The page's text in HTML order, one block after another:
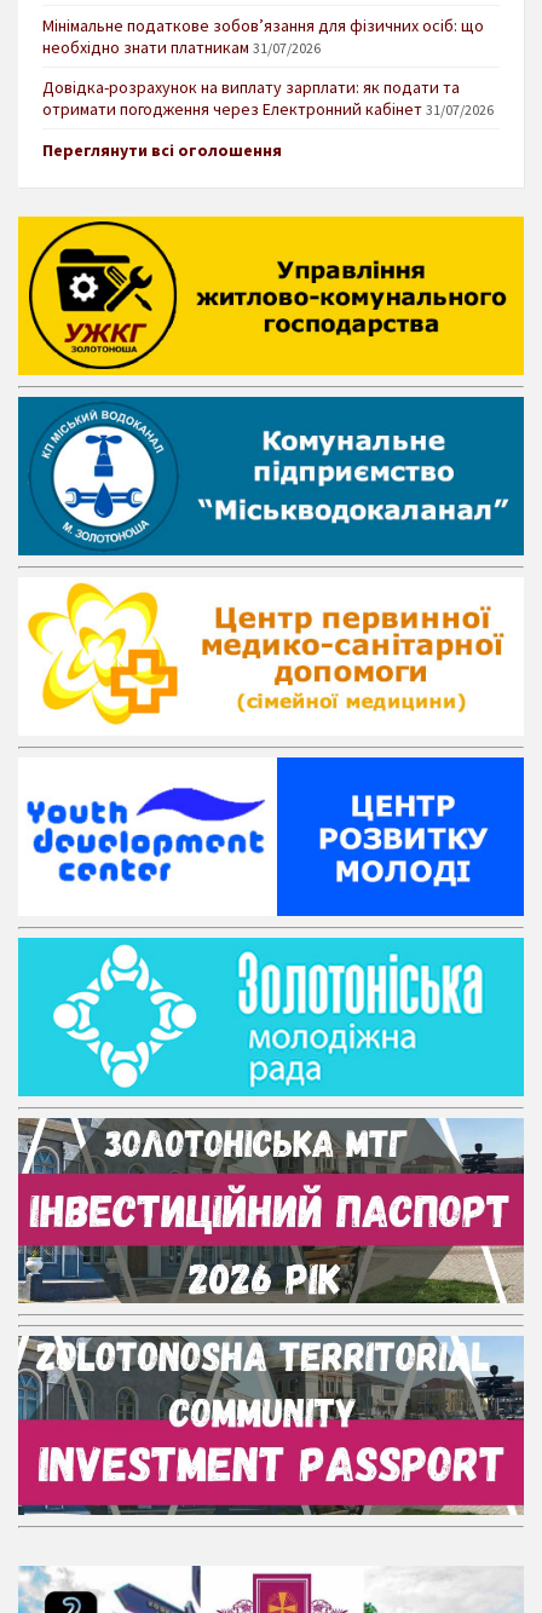
Мінімальне податкове зобов’язання для фізичних осіб: що
необхідно знати платникам 31/07/2026
Довідка-розрахунок на виплату зарплати: як подати та
отримати погодження через Електронний кабінет 31/07/2026
Переглянути всі оголошення